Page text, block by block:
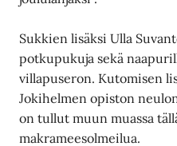
Sukkien lisäksi Ulla
potkupukuja sekä
villapuseron. Kutomisen
Jokihelmen opiston
on tullut muun muassa
makrameesolmeilua.